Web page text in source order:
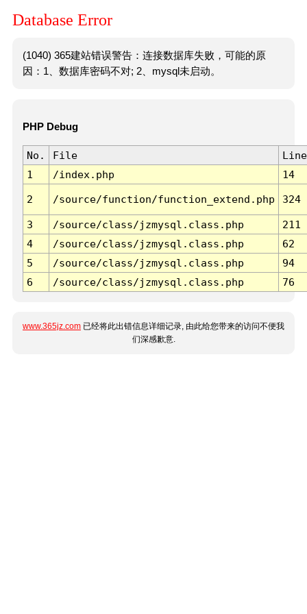
Database Error
(1040) 365建站错误警告：连接数据库失败，可能的原
因：1、数据库密码不对; 2、mysql未启动。
PHP Debug
No. File
Line
1
/index.php 14
2 /source/function/function_extend.php 324
3 /source/class/jzmysql.class.php
211
4
/source/class/jzmysql.class.php
62
5
/source/class/jzmysql.class.php
94
6
/source/class/jzmysql.class.php 76
www.365jz.com 已经将此出错信息详细记录, 由此给您带来的访问不便我
们深感歉意.